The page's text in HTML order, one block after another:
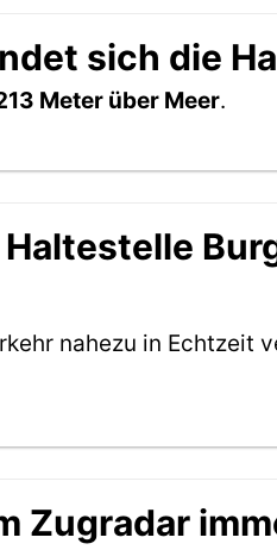
sich die
Meter über Meer.
nahezu in
Zugradar